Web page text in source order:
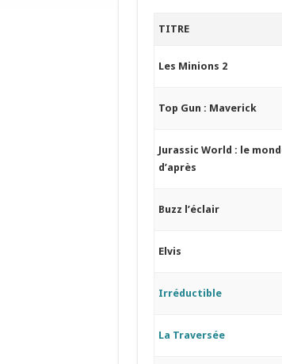
TITRE
Les Minions 2
Top Gun : Maverick
Jurassic World : le
d’après
Buzz l’éclair
Elvis
Irréductible
La Traversée